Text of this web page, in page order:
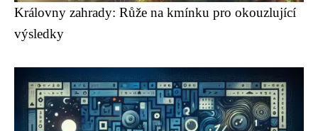
Královny zahrady: Růže na kmínku pro okouzlující
výsledky